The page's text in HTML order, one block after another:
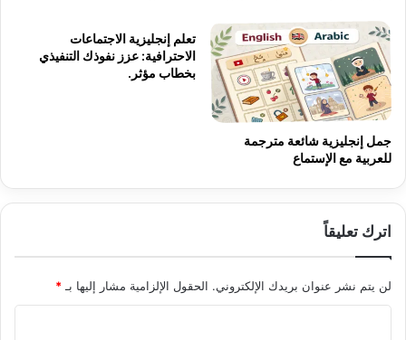
جمل إنجليزية شائعة مترجمة
للعربية مع الإستماع
تعلم إنجليزية الاجتماعات
الاحترافية: عزز نفوذك التنفيذي
بخطاب مؤثر.
اترك تعليقاً
لن يتم نشر عنوان بريدك الإلكتروني. الحقول الإلزامية مشار إليها بـ *